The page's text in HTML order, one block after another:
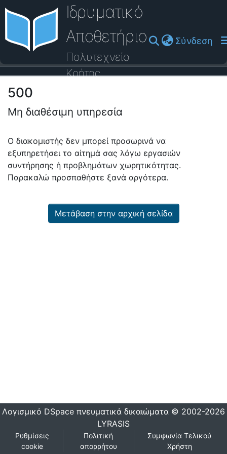
Ιδρυματικό
Αποθετήριο
Πολυτεχνείο
Κρήτης
Σύνδεση
Οδηγός Βοήθειας
500
Μη διαθέσιμη υπηρεσία
Ο διακομιστής δεν μπορεί προσωρινά να
εξυπηρετήσει το αίτημά σας λόγω εργασιών
συντήρησης ή προβλημάτων χωρητικότητας.
Παρακαλώ προσπαθήστε ξανά αργότερα.
Μετάβαση στην αρχική σελίδα
Λογισμικό DSpace πνευματικά δικαιώματα © 2002-2026
LYRASIS
Ρυθμίσεις
cookie
Πολιτική
απορρήτου
Συμφωνία Τελικού
Χρήστη